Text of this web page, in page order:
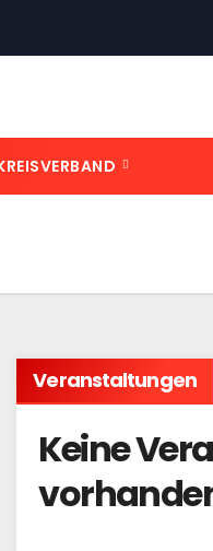
Veranstaltungen
Keine